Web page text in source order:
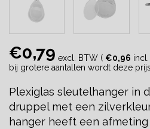
€0,79 excl. BTW ( €0,96
bij grotere aantallen wordt deze
Plexiglas sleutelhanger in
druppel met een
hanger heeft een afmeting